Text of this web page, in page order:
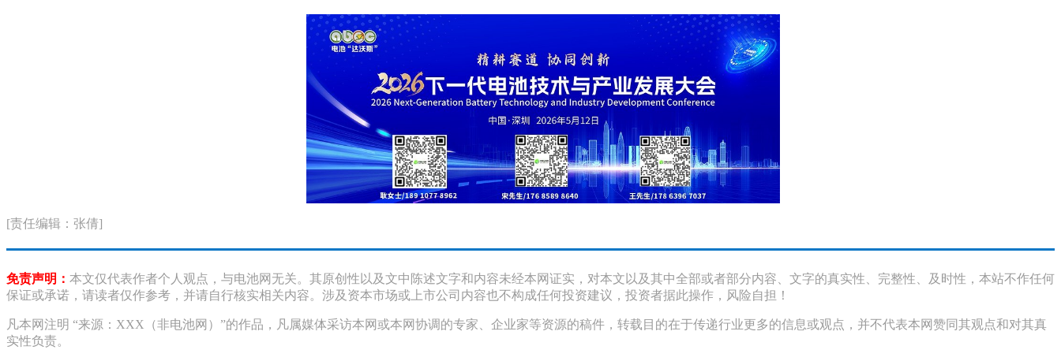
[责任编辑：张倩]
免责声明： 本文仅代表作者个人观点，与电池网无关。其原创性以及文中陈述文字和内容未经本网证实，对本文以及其中全部或者部分内容、文字的真实性、完整性、及时性，本站不作任何
保证或承诺，请读者仅作参考，并请自行核实相关内容。涉及资本市场或上市公司内容也不构成任何投资建议，投资者据此操作，风险自担！
凡本网注明 “来源：XXX（非电池网）”的作品，凡属媒体采访本网或本网协调的专家、企业家等资源的稿件，转载目的在于传递行业更多的信息或观点，并不代表本网赞同其观点和对其真
实性负责。